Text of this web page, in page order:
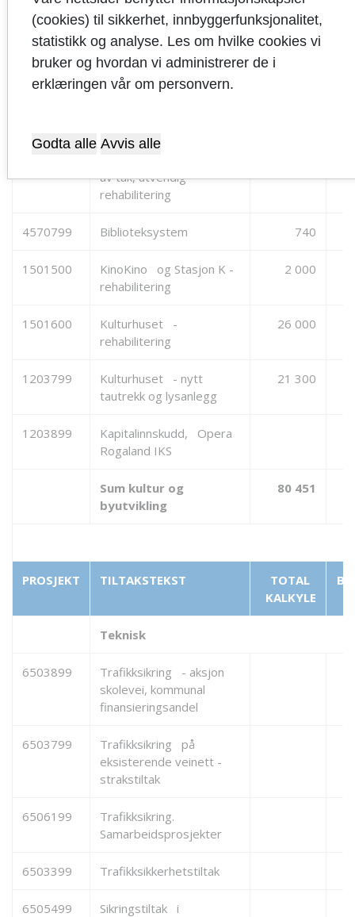
kulturbygg
1501001
Bygningsmessige
utbedringer av KINO
KINO
2 000
av tak, utvendig
rehabilitering
4570799 Biblioteksystem 740
1501500
KinoKino og Stasjon K -
rehabilitering
2 000
1501600
Kulturhuset -
rehabilitering
26 000
1203799
Kulturhuset - nytt
tautrekk og lysanlegg
21 300
1203899
Kapitalinnskudd, Opera
Rogaland IKS
Sum kultur og
byutvikling
80 451
PROSJEKT TILTAKSTEKST
TOTAL
KALKYLE
Teknisk
6503899
Trafikksikring - aksjon
skolevei, kommunal
finansieringsandel
6503799
Trafikksikring på
eksisterende veinett -
strakstiltak
6506199
Trafikksikring.
Samarbeidsprosjekter
6503399 Trafikksikkerhetstiltak
6505499
Sikringstiltak i
(cookies) til sikkerhet, innbyggerfunksjonalitet,
statistikk og analyse. Les om hvilke cookies vi
bruker og hvordan vi administrerer de i
erklæringen vår om personvern.
Godta alle Avvis alle